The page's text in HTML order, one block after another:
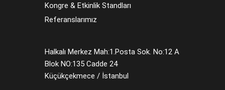
Kongre & Etkinlik Standları
Referanslarımız
Halkalı Merkez Mah:1.Posta Sok. No:12 A
Blok NO:135 Cadde 24
Küçükçekmece / İstanbul